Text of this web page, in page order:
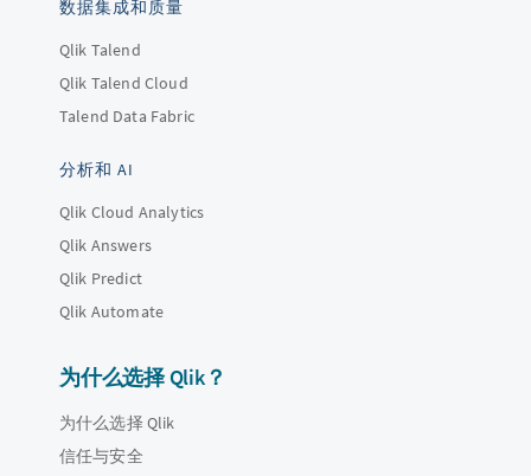
数据集成和质量
Qlik Talend
Qlik Talend Cloud
Talend Data Fabric
分析和 AI
Qlik Cloud Analytics
Qlik Answers
Qlik Predict
Qlik Automate
为什么选择 Qlik？
为什么选择 Qlik
信任与安全